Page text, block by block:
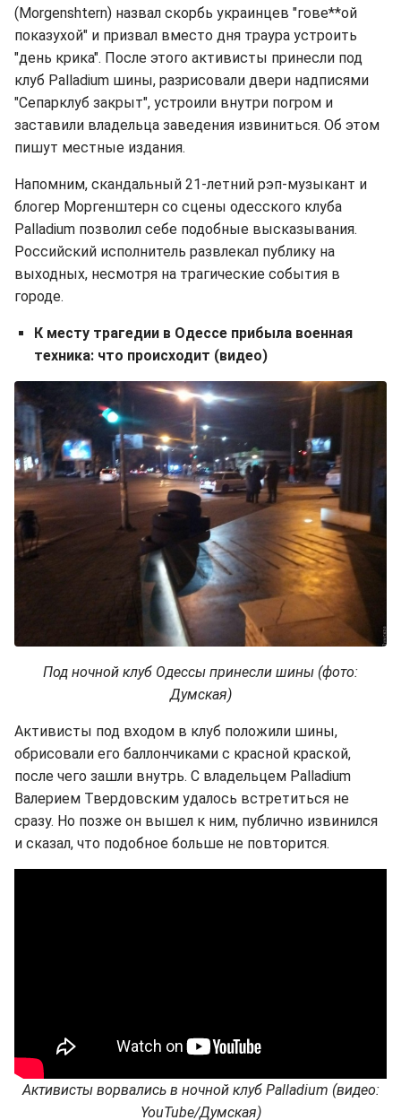
(Morgenshtern) назвал скорбь украинцев "гове**ой
показухой" и призвал вместо дня траура устроить
"день крика". После этого активисты принесли под
клуб Palladium шины, разрисовали двери надписями
"Сепарклуб закрыт", устроили внутри погром и
заставили владельца заведения извиниться. Об этом
пишут местные издания.
Напомним, скандальный 21-летний рэп-музыкант и
блогер Моргенштерн со сцены одесского клуба
Palladium позволил себе подобные высказывания.
Российский исполнитель развлекал публику на
выходных, несмотря на трагические события в
городе.
К месту трагедии в Одессе прибыла военная
техника: что происходит (видео)
Под ночной клуб Одессы принесли шины (фото:
Думская)
Активисты под входом в клуб положили шины,
обрисовали его баллончиками с красной краской,
после чего зашли внутрь. С владельцем Palladium
Валерием Твердовским удалось встретиться не
сразу. Но позже он вышел к ним, публично извинился
и сказал, что подобное больше не повторится.
Активисты ворвались в ночной клуб Palladium (видео:
YouTube/Думская)